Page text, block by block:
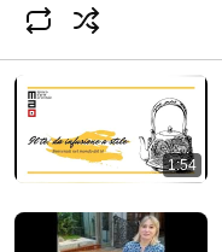
Subscribe
Comments 1
Comment...
1:54